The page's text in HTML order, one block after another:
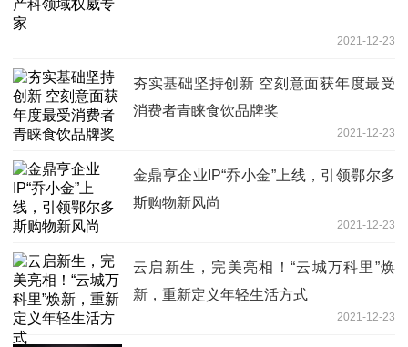
2021-12-23
夯实基础坚持创新 空刻意面获年度最受
消费者青睐食饮品牌奖
2021-12-23
金鼎亨企业IP“乔小金”上线，引领鄂尔多
斯购物新风尚
2021-12-23
云启新生，完美亮相！“云城万科里”焕
新，重新定义年轻生活方式
2021-12-23